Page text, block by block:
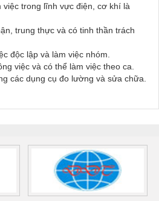
việc trong lĩnh vực điện, cơ khí là
trung thực và có tinh thần trách
độc lập và làm việc nhóm.
việc và có thể làm việc theo ca.
các dụng cụ đo lường và sửa chữa.